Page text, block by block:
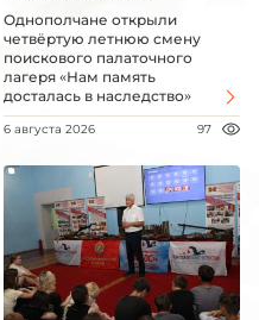
Однополчане открыли
четвёртую летнюю смену
поискового палаточного
лагеря «Нам память
досталась в наследство»
6 августа 2026 97